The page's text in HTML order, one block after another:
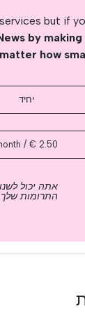
but if
by making
how
יחיד
2.50 € / month
אתה יכול
התרומות